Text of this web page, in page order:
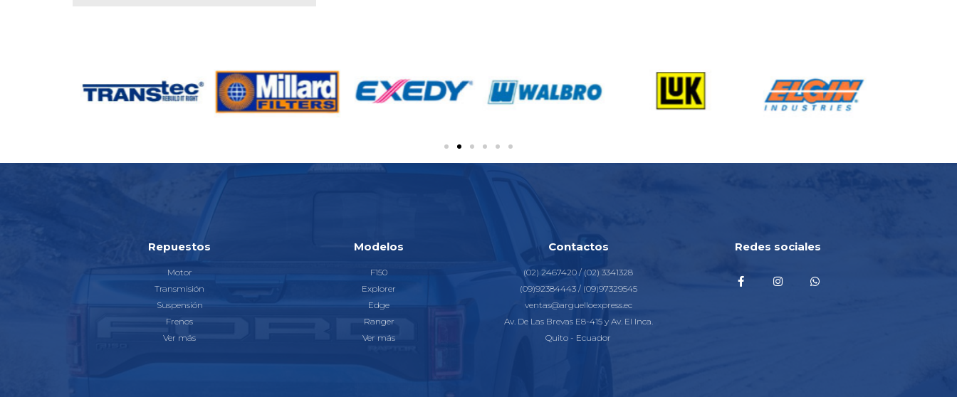
Repuestos
Motor
Transmisión
Suspensión
Frenos
Ver más
Modelos
F150
Explorer
Edge
Ranger
Ver más
Contactos
(02) 2467420 / (02) 3341328
(09)92384443 / (09)97329545
ventas@arguelloexpress.ec
Av. De Las Brevas E8-415 y Av. El Inca.
Quito - Ecuador
Redes sociales